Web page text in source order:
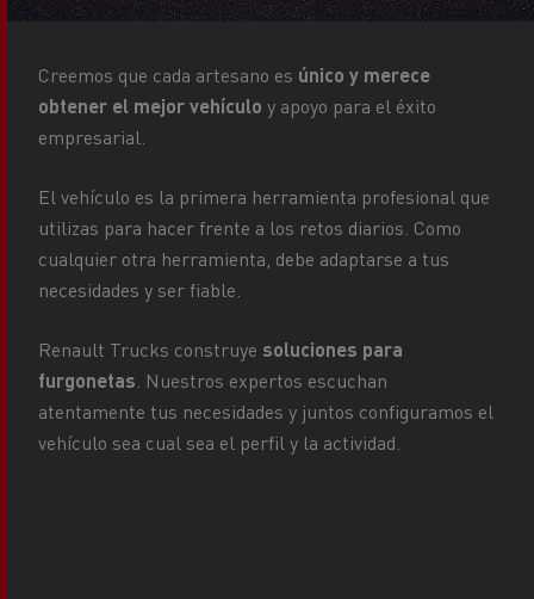
Creemos que cada artesano es único y merece
obtener el mejor vehículo y apoyo para el éxito
empresarial.
El vehículo es la primera herramienta profesional que
utilizas para hacer frente a los retos diarios. Como
cualquier otra herramienta, debe adaptarse a tus
necesidades y ser fiable.
Renault Trucks construye soluciones para
furgonetas . Nuestros expertos escuchan
atentamente tus necesidades y juntos configuramos el
vehículo sea cual sea el perfil y la actividad.